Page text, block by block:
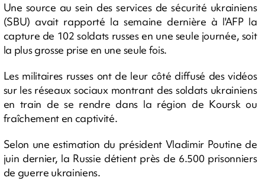
Une source au sein des services de sécurité ukrainiens
(SBU) avait rapporté la semaine dernière à l'AFP la
capture de 102 soldats russes en une seule journée, soit
la plus grosse prise en une seule fois.
Les militaires russes ont de leur côté diffusé des vidéos
sur les réseaux sociaux montrant des soldats ukrainiens
en train de se rendre dans la région de Koursk ou
fraîchement en captivité.
Selon une estimation du président Vladimir Poutine de
juin dernier, la Russie détient près de 6.500 prisonniers
de guerre ukrainiens.